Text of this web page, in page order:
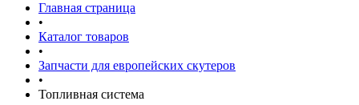
Главная страница
•
Каталог товаров
•
Запчасти для европейских скутеров
•
Топливная система